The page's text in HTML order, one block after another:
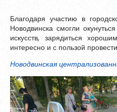
Благодаря участию в
Новодвинска смогли
искусств, зарядиться
интересно и с пользой
Новодвинская